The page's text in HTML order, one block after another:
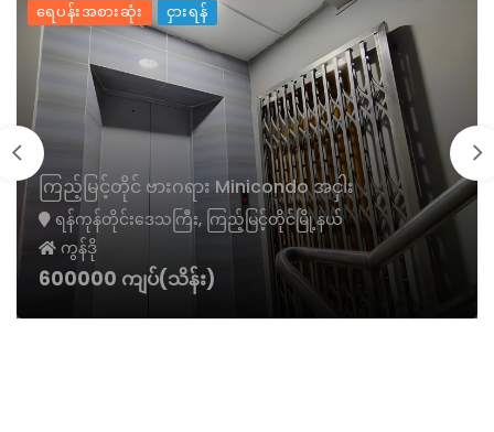
ရေပန်းအစားဆုံး ငှားရန်
ကြည့်မြင့်တိုင် ဗားဂရား Minicondo အငှါး
ရန်ကုန်တိုင်းဒေသကြီး, ကြည့်မြင့်တိုင်မြို့နယ်
ကွန်ဒို
600000 ကျပ်(သိန်း)